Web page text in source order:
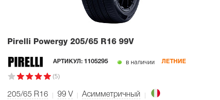
Pirelli Powergy 205/65 R16 99V
АРТИКУЛ: 1105295 в наличии ЛЕТНИЕ
(5)
205/65 R16 99 V Асимметричный